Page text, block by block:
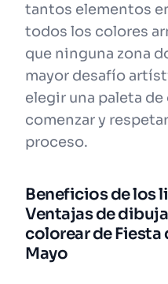
tantos elementos
todos los colores
que ninguna zona
mayor desafío
elegir una paleta
comenzar y
proceso.
Beneficios de los
Ventajas de
colorear de Fiesta
Mayo